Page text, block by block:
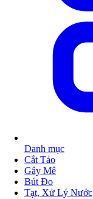
Danh mục
Cắt Tảo
Gây Mê
Bút Đo
Tạt, Xử Lý Nước